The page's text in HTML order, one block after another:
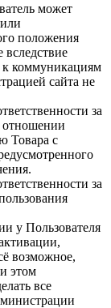
может
положения
вследствие
к коммуникациям
сайта не
за
отношении
Товара с
за
у Пользователя
возможное,
этом
все